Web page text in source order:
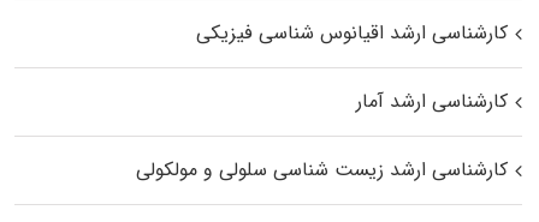
کارشناسی ارشد اقیانوس‌ شناسی فیزیکی
کارشناسی ارشد آمار
کارشناسی ارشد زیست شناسی سلولی و مولکولی